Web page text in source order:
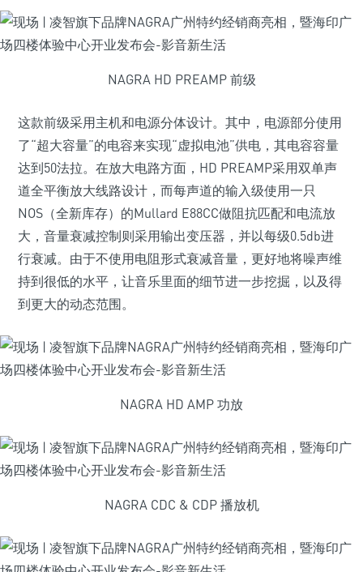
NAGRA HD PREAMP 前级
这款前级采用主机和电源分体设计。其中，电源部分使用
了“超大容量”的电容来实现“虚拟电池”供电，其电容容量
达到50法拉。在放大电路方面，HD PREAMP采用双单声
道全平衡放大线路设计，而每声道的输入级使用一只
NOS（全新库存）的Mullard E88CC做阻抗匹配和电流放
大，音量衰减控制则采用输出变压器，并以每级0.5db进
行衰减。由于不使用电阻形式衰减音量，更好地将噪声维
持到很低的水平，让音乐里面的细节进一步挖掘，以及得
到更大的动态范围。
NAGRA HD AMP 功放
NAGRA CDC & CDP 播放机